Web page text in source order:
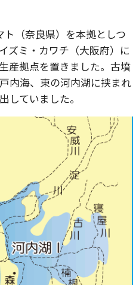
（奈良県）を本拠としつ
ズミ・カワチ（大阪府）に
産拠点を置きました。古墳
内海、東の河内湖に挟まれ
していました。